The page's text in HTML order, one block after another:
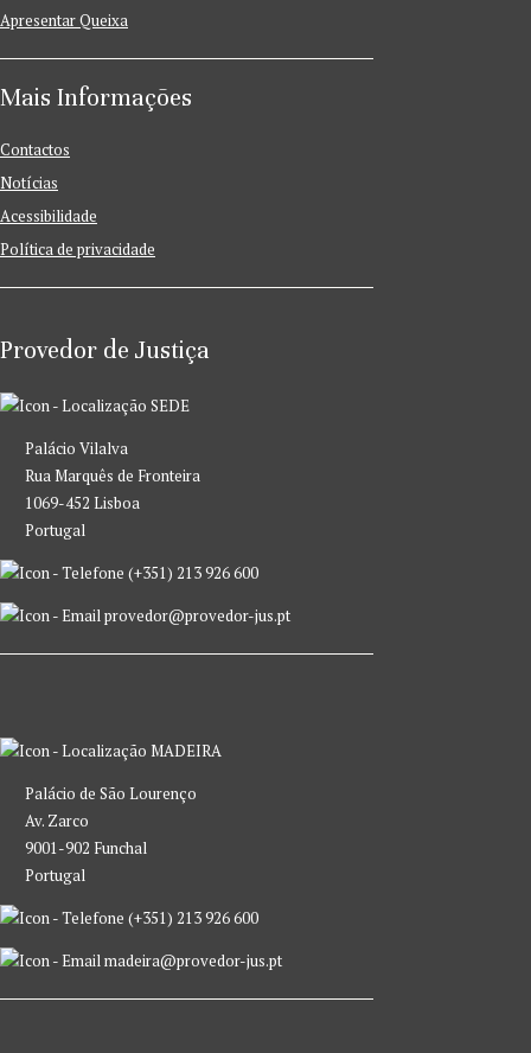
Apresentar Queixa
Mais Informações
Contactos
Notícias
Acessibilidade
Política de privacidade
Provedor de Justiça
SEDE
Palácio Vilalva
Rua Marquês de Fronteira
1069-452 Lisboa
Portugal
(+351) 213 926 600
provedor@provedor-jus.pt
MADEIRA
Palácio de São Lourenço
Av. Zarco
9001-902 Funchal
Portugal
(+351) 213 926 600
madeira@provedor-jus.pt